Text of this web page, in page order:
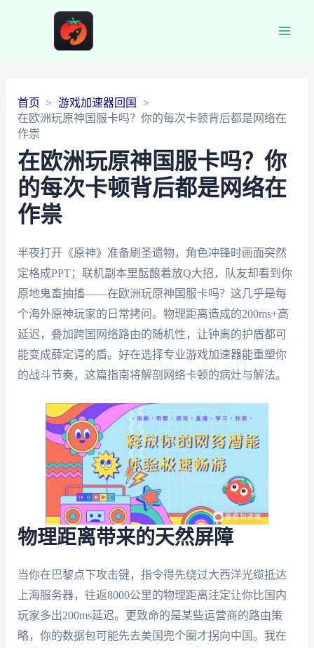
首页
游戏加速器回国
在欧洲玩原神国服卡吗？你的每次卡顿背后都是网络在
作祟
在欧洲玩原神国服卡吗？你
的每次卡顿背后都是网络在
作祟
半夜打开《原神》准备刷圣遗物，角色冲锋时画面突然
定格成PPT；联机副本里酝酿着放Q大招，队友却看到你
原地鬼畜抽搐——在欧洲玩原神国服卡吗？这几乎是每
个海外原神玩家的日常拷问。物理距离造成的200ms+高
延迟，叠加跨国网络路由的随机性，让钟离的护盾都可
能变成薛定谔的盾。好在选择专业游戏加速器能重塑你
的战斗节奏，这篇指南将解剖网络卡顿的病灶与解法。
物理距离带来的天然屏障
当你在巴黎点下攻击键，指令得先绕过大西洋光缆抵达
上海服务器，往返8000公里的物理距离注定让你比国内
玩家多出200ms延迟。更致命的是某些运营商的路由策
略，你的数据包可能先去美国兜个圈才拐向中国。我在